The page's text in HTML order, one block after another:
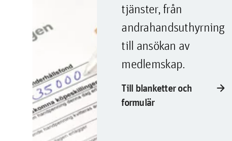
tjänster, från
andrahandsuthyrning
till ansökan av
medlemskap.
Till blanketter och
formulär
arrow_forward